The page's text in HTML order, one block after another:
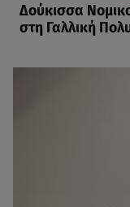
Δούκισσα
στη Γαλλική